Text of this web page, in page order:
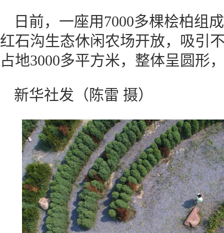
日前，一座用7000多棵桧柏组
红石沟生态休闲农场开放，吸引
占地3000多平方米，整体呈圆形
新华社发（陈雷 摄）